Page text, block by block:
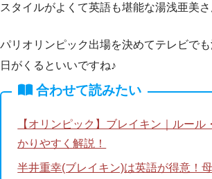
スタイルがよくて英語も堪能な湯浅亜美さ
パリオリンピック出場を決めてテレビで
日がくるといいですね♪
合わせて読みたい
【オリンピック】ブレイキン｜ルール
かりやすく解説！
半井重幸(ブレイキン)は英語が得意！